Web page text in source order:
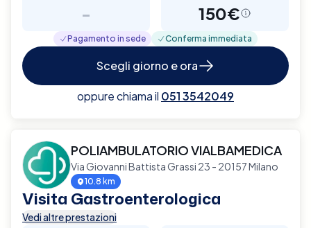
- 150€
Pagamento in sede Conferma immediata
Scegli giorno e ora
oppure chiama il 051 3542049
POLIAMBULATORIO VIALBAMEDICA
Via Giovanni Battista Grassi 23 - 20157 Milano
10.8 km
Visita Gastroenterologica
Vedi altre prestazioni